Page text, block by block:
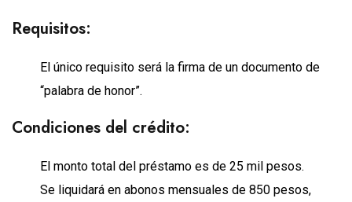
Requisitos:
El único requisito será la firma de un documento de
“palabra de honor”.
Condiciones del crédito:
El monto total del préstamo es de 25 mil pesos.
Se liquidará en abonos mensuales de 850 pesos,